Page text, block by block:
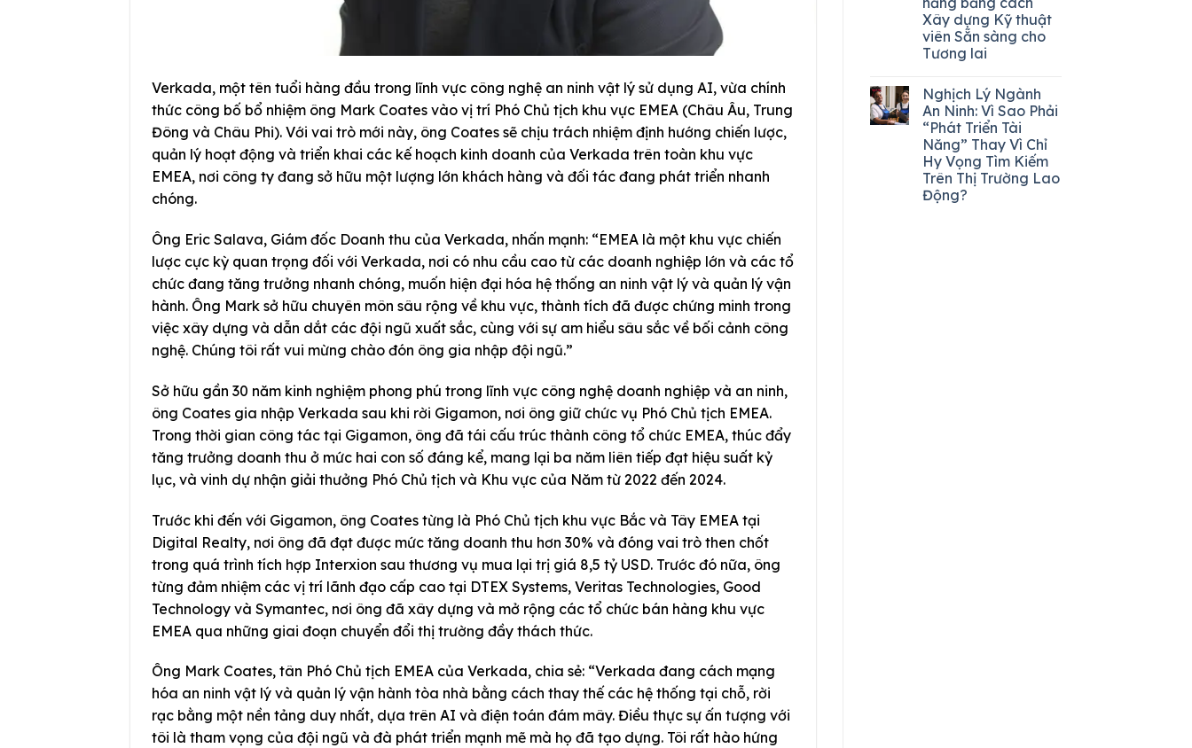
Verkada, một tên tuổi hàng đầu trong lĩnh vực công nghệ an ninh vật lý sử dụng AI, vừa chính
thức công bố bổ nhiệm ông Mark Coates vào vị trí Phó Chủ tịch khu vực EMEA (Châu Âu, Trung
Đông và Châu Phi). Với vai trò mới này, ông Coates sẽ chịu trách nhiệm định hướng chiến lược,
quản lý hoạt động và triển khai các kế hoạch kinh doanh của Verkada trên toàn khu vực
EMEA, nơi công ty đang sở hữu một lượng lớn khách hàng và đối tác đang phát triển nhanh
chóng.
Ông Eric Salava, Giám đốc Doanh thu của Verkada, nhấn mạnh: “EMEA là một khu vực chiến
lược cực kỳ quan trọng đối với Verkada, nơi có nhu cầu cao từ các doanh nghiệp lớn và các tổ
chức đang tăng trưởng nhanh chóng, muốn hiện đại hóa hệ thống an ninh vật lý và quản lý vận
hành. Ông Mark sở hữu chuyên môn sâu rộng về khu vực, thành tích đã được chứng minh trong
việc xây dựng và dẫn dắt các đội ngũ xuất sắc, cùng với sự am hiểu sâu sắc về bối cảnh công
nghệ. Chúng tôi rất vui mừng chào đón ông gia nhập đội ngũ.”
Sở hữu gần 30 năm kinh nghiệm phong phú trong lĩnh vực công nghệ doanh nghiệp và an ninh,
ông Coates gia nhập Verkada sau khi rời Gigamon, nơi ông giữ chức vụ Phó Chủ tịch EMEA.
Trong thời gian công tác tại Gigamon, ông đã tái cấu trúc thành công tổ chức EMEA, thúc đẩy
tăng trưởng doanh thu ở mức hai con số đáng kể, mang lại ba năm liên tiếp đạt hiệu suất kỷ
lục, và vinh dự nhận giải thưởng Phó Chủ tịch và Khu vực của Năm từ 2022 đến 2024.
Trước khi đến với Gigamon, ông Coates từng là Phó Chủ tịch khu vực Bắc và Tây EMEA tại
Digital Realty, nơi ông đã đạt được mức tăng doanh thu hơn 30% và đóng vai trò then chốt
trong quá trình tích hợp Interxion sau thương vụ mua lại trị giá 8,5 tỷ USD. Trước đó nữa, ông
từng đảm nhiệm các vị trí lãnh đạo cấp cao tại DTEX Systems, Veritas Technologies, Good
Technology và Symantec, nơi ông đã xây dựng và mở rộng các tổ chức bán hàng khu vực
EMEA qua những giai đoạn chuyển đổi thị trường đầy thách thức.
Ông Mark Coates, tân Phó Chủ tịch EMEA của Verkada, chia sẻ: “Verkada đang cách mạng
hóa an ninh vật lý và quản lý vận hành tòa nhà bằng cách thay thế các hệ thống tại chỗ, rời
rạc bằng một nền tảng duy nhất, dựa trên AI và điện toán đám mây. Điều thực sự ấn tượng với
tôi là tham vọng của đội ngũ và đà phát triển mạnh mẽ mà họ đã tạo dựng. Tôi rất hào hứng
Xây dựng Kỹ thuật
viên Sẵn sàng cho
Tương lai
Nghịch Lý Ngành
An Ninh: Vì Sao Phải
“Phát Triển Tài
Năng” Thay Vì Chỉ
Hy Vọng Tìm Kiếm
Trên Thị Trường Lao
Động?